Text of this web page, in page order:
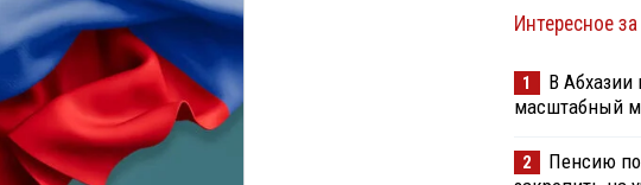
Интересное
1
В
масштабный
2
Пенсию